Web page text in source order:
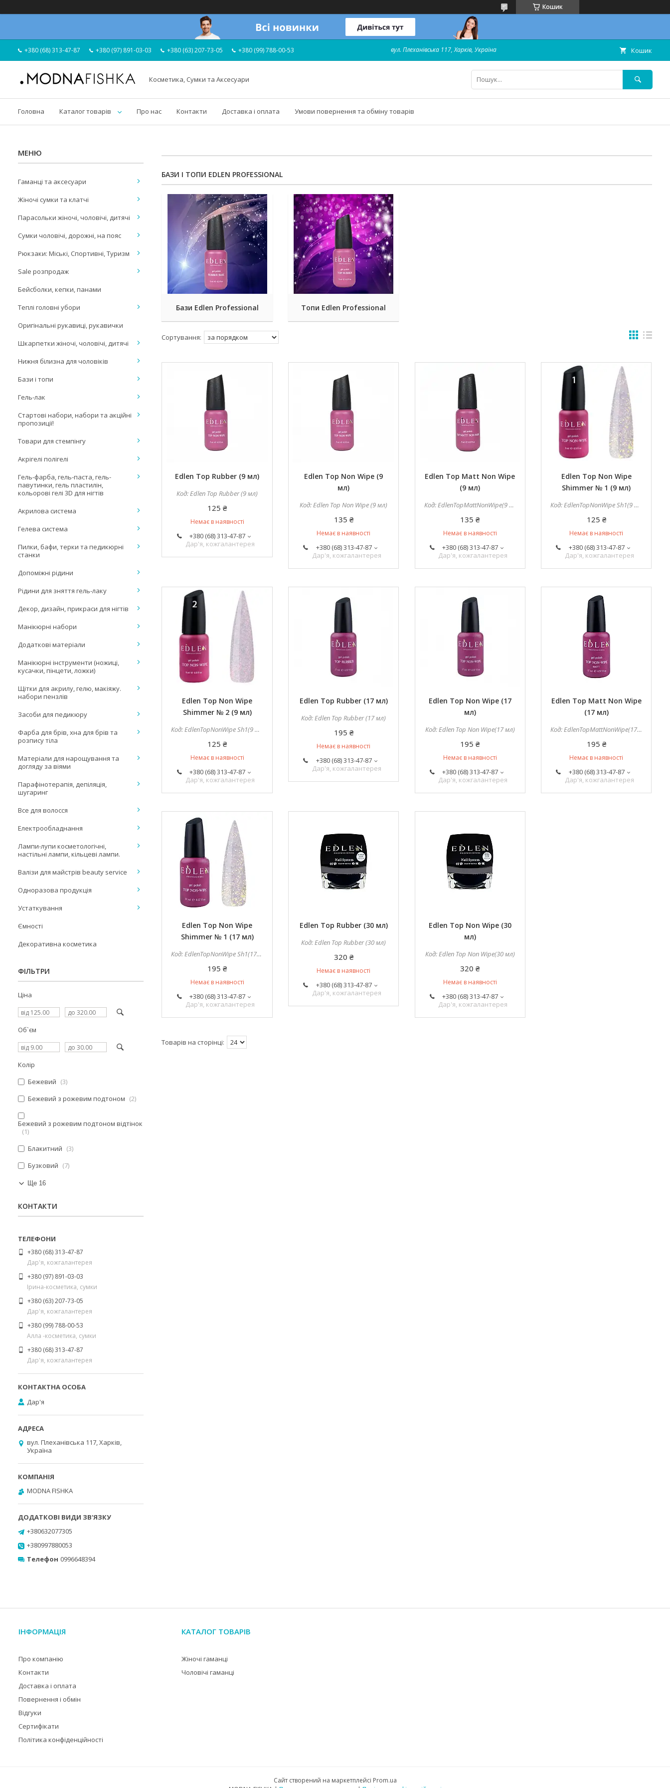
Кошик
+380 (68) 313-47-87 +380 (97) 891-03-03 +380 (63) 207-73-05 +380 (99) 788-00-53 вул. Плеханівська 117, Харків, Україна Кошик
Косметика, Сумки та Аксесуари
Головна Каталог товарів Про нас Контакти Доставка і оплата Умови повернення та обміну товарів
БАЗИ І ТОПИ EDLEN PROFESSIONAL
Бази Edlen Professional Топи Edlen Professional
Edlen Top Rubber (9 мл)
Edlen Top Rubber (9 мл)
125 ₴
Немає в наявності
+380 (68) 313-47-87
Дар'я, кожгалантерея
Edlen Top Non Wipe (9
мл)
Edlen Top Non Wipe (9 мл)
135 ₴
Немає в наявності
+380 (68) 313-47-87
Дар'я, кожгалантерея
Edlen Top Matt Non Wipe
(9 мл)
EdlenTopMattNonWipe(9 мл)
135 ₴
Немає в наявності
+380 (68) 313-47-87
Дар'я, кожгалантерея
Edlen Top Non Wipe
Shimmer № 1 (9 мл)
EdlenTopNonWipe Sh1(9 мл)
125 ₴
Немає в наявності
+380 (68) 313-47-87
Дар'я, кожгалантерея
Edlen Top Non Wipe
Shimmer № 2 (9 мл)
EdlenTopNonWipe Sh1(9 мл)
125 ₴
Немає в наявності
+380 (68) 313-47-87
Дар'я, кожгалантерея
Edlen Top Rubber (17 мл)
Edlen Top Rubber (17 мл)
195 ₴
Немає в наявності
+380 (68) 313-47-87
Дар'я, кожгалантерея
Edlen Top Non Wipe (17
мл)
Edlen Top Non Wipe(17 мл)
195 ₴
Немає в наявності
+380 (68) 313-47-87
Дар'я, кожгалантерея
Edlen Top Matt Non Wipe
(17 мл)
EdlenTopMattNonWipe(17мл)
195 ₴
Немає в наявності
+380 (68) 313-47-87
Дар'я, кожгалантерея
Edlen Top Non Wipe
Shimmer № 1 (17 мл)
EdlenTopNonWipe Sh1(17мл)
195 ₴
Немає в наявності
+380 (68) 313-47-87
Дар'я, кожгалантерея
Edlen Top Rubber (30 мл)
Edlen Top Rubber (30 мл)
320 ₴
Немає в наявності
+380 (68) 313-47-87
Дар'я, кожгалантерея
Edlen Top Non Wipe (30
мл)
Edlen Top Non Wipe(30 мл)
320 ₴
Немає в наявності
+380 (68) 313-47-87
Дар'я, кожгалантерея
Гаманці та аксесуари
Жіночі сумки та клатчі
Парасольки жіночі, чоловічі, дитячі
Сумки чоловічі, дорожні, на пояс
Рюкзаки: Міські, Спортивні, Туризм
Sale розпродаж
Бейсболки, кепки, панами
Теплі головні убори
Оригінальні рукавиці, рукавички
Шкарпетки жіночі, чоловічі, дитячі
Нижня білизна для чоловіків
Бази і топи
Гель-лак
Стартові набори, набори та акційні
пропозиції!
Товари для стемпінгу
Акрігелі полігелі
Гель-фарба, гель-паста, гель-
павутинки, гель пластилін,
кольорові гелі 3D для нігтів
Акрилова система
Гелева система
Пилки, бафи, терки та педикюрні
станки
Допоміжні рідини
Рідини для зняття гель-лаку
Декор, дизайн, прикраси для нігтів
Манікюрні набори
Додаткові матеріали
Манікюрні інструменти (ножиці,
кусачки, пінцети, ложки)
Щітки для акрилу, гелю, макіяжу.
набори пензлів
Засоби для педикюру
Фарба для брів, хна для брів та
розпису тіла
Матеріали для нарощування та
догляду за віями
Парафінотерапія, депіляція,
шугаринг
Все для волосся
Електрообладнання
Лампи-лупи косметологічні,
настільні лампи, кільцеві лампи.
Валізи для майстрів beauty service
Одноразова продукція
Устаткування
Ємності
Декоративна косметика
ФІЛЬТРИ
Ціна
Об`єм
Колір
Бежевий
3
Бежевий з рожевим подтоном
2
Бежевий з рожевим подтоном відтінок
1
Блакитний
3
Бузковий
7
Ще 16
КОНТАКТИ
+380 (68) 313-47-87
Дар'я, кожгалантерея
+380 (97) 891-03-03
Ірина-косметика, сумки
+380 (63) 207-73-05
Дар'я, кожгалантерея
+380 (99) 788-00-53
Алла -косметика, сумки
+380 (68) 313-47-87
Дар'я, кожгалантерея
Дар'я
вул. Плеханівська 117, Харків,
Україна
MODNA FISHKA
+380632077305
+380997880053
Телефон 0996648394
ІНФОРМАЦІЯ
Про компанію
Контакти
Доставка і оплата
Повернення і обмін
Відгуки
Сертифікати
Політика конфіденційності
КАТАЛОГ ТОВАРІВ
Жіночі гаманці
Чоловічі гаманці
Сайт створений на маркетплейсі Prom.ua